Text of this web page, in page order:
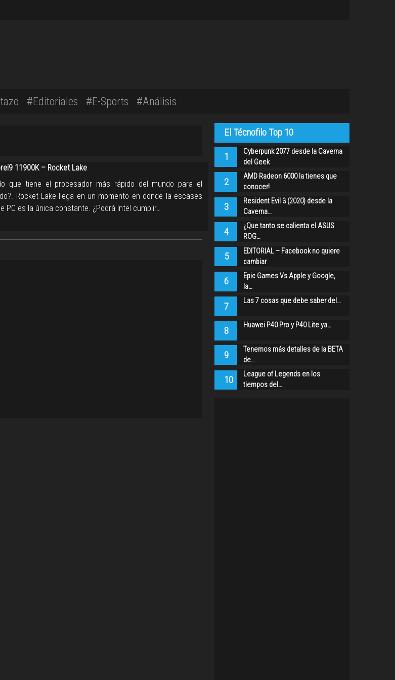
#Editoriales #E-Sports #Análisis
11900K – Rocket Lake
que tiene el procesador más rápido del mundo para el
Rocket Lake llega en un momento en donde la escases
PC es la única constante. ¿Podrá Intel cumplir…
El Técnofilo Top 10
1
Cyberpunk 2077 desde la Caverna
del Geek
2
AMD Radeon 6000 la tienes que
conocer!
3
Resident Evil 3 (2020) desde la
Caverna…
4
¿Que tanto se calienta el ASUS
ROG…
5
EDITORIAL – Facebook no quiere
cambiar
6
Epic Games Vs Apple y Google,
la…
7 Las 7 cosas que debe saber del…
8 Huawei P40 Pro y P40 Lite ya…
9
Tenemos más detalles de la BETA
de…
10
League of Legends en los
tiempos del…